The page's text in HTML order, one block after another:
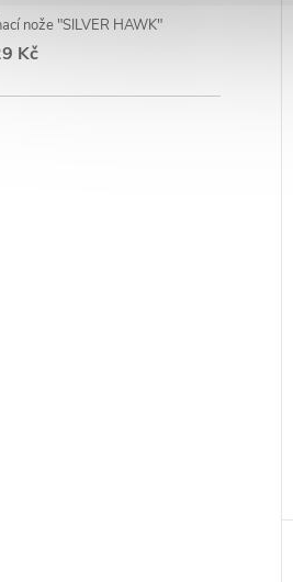
nože "SILVER HAWK"
Kč